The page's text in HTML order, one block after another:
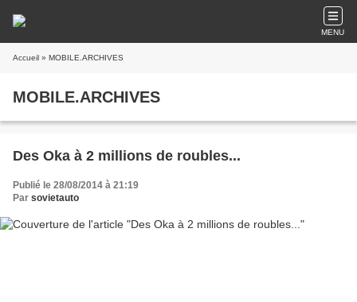
MENU
Accueil » MOBILE.ARCHIVES
MOBILE.ARCHIVES
Des Oka à 2 millions de roubles...
Publié le 28/08/2014 à 21:19
Par sovietauto